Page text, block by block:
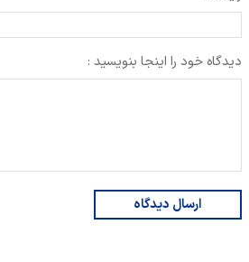
دیدگاه خود را اینجا بنویسید :
ارسال دیدگاه